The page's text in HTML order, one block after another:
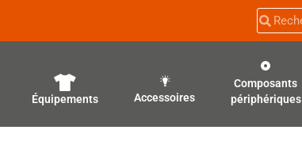
Équipements Accessoires
Composants
périphériques